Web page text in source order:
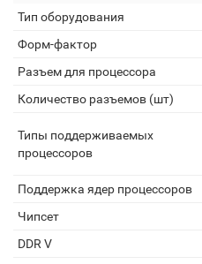
Тип оборудования
Форм-фактор
Разъем для процессора
Количество разъемов (шт)
Типы поддерживаемых
процессоров
Поддержка ядер процессоров
Чипсет
DDR V